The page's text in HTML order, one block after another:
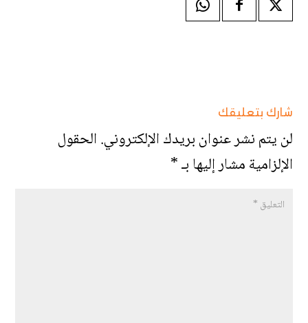
شارك بتعليقك
لن يتم نشر عنوان بريدك الإلكتروني.الحقول
الإلزامية مشار إليها بـ*